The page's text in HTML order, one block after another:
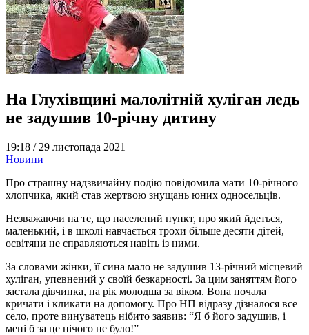
На Глухівщині малолітній хуліган ледь
не задушив 10-річну дитину
19:18 / 29 листопада 2021
Новини
Про страшну надзвичайну подію повідомила мати 10-річного
хлопчика, який став жертвою знущань юних односельців.
Незважаючи на те, що населений пункт, про який йдеться,
маленький, і в школі навчається трохи більше десяти дітей,
освітяни не справляються навіть із ними.
За словами жінки, її сина мало не задушив 13-річний місцевий
хуліган, упевнений у своїй безкарності. За цим заняттям його
застала дівчинка, на рік молодша за віком. Вона почала
кричати і кликати на допомогу. Про НП відразу дізналося все
село, проте винуватець нібито заявив: “Я б його задушив, і
мені б за це нічого не було!”